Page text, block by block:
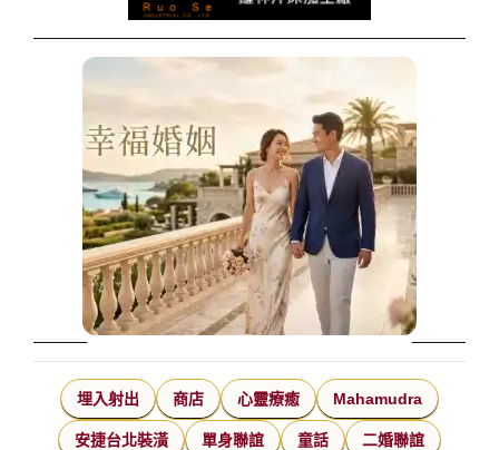
埋入射出 商店 心靈療癒 Mahamudra
安捷台北裝潢 單身聯誼 童話 二婚聯誼